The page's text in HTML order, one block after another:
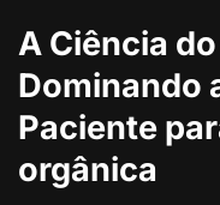
A Ciência
Dominando
Paciente
orgânica